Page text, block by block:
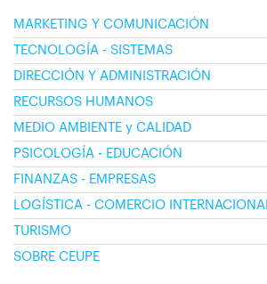
MARKETING Y COMUNICACIÓN
TECNOLOGÍA - SISTEMAS
DIRECCIÓN Y ADMINISTRACIÓN
RECURSOS HUMANOS
MEDIO AMBIENTE y CALIDAD
PSICOLOGÍA - EDUCACIÓN
FINANZAS - EMPRESAS
LOGÍSTICA - COMERCIO INTERNACIONAL
TURISMO
SOBRE CEUPE